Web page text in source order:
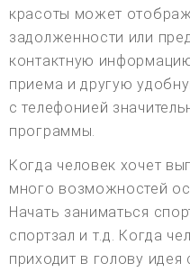
красоты может
задолженности или
контактную
приема и другую
с телефонией
программы.
Когда человек хочет
много возможностей
Начать заниматься
спортзал и т.д. Когда
приходит в голову идея